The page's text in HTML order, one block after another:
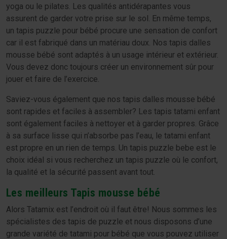
yoga ou le pilates. Les qualités antidérapantes vous
assurent de garder votre prise sur le sol. En même temps,
un tapis puzzle pour bébé procure une sensation de confort
car il est fabriqué dans un matériau doux. Nos tapis dalles
mousse bébé sont adaptés à un usage intérieur et extérieur.
Vous devez donc toujours créer un environnement sûr pour
jouer et faire de l’exercice.
Saviez-vous également que nos tapis dalles mousse bébé
sont rapides et faciles à assembler? Les tapis tatami enfant
sont également faciles à nettoyer et à garder propres. Grâce
à sa surface lisse qui n’absorbe pas l’eau, le tatami enfant
est propre en un rien de temps. Un tapis puzzle bebe est le
choix idéal si vous recherchez un tapis puzzle où le confort,
la qualité et la sécurité passent avant tout.
Les meilleurs Tapis mousse bébé
Alors Tatamix est l’endroit où il faut être! Nous sommes les
spécialistes des tapis de puzzle et nous disposons d’une
grande variété de tatami pour bébé que vous pouvez utiliser